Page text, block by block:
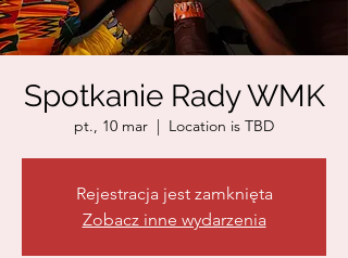
Spotkanie Rady WMK
pt., 10 mar
  |
Location is TBD
Rejestracja jest zamknięta
Zobacz inne wydarzenia